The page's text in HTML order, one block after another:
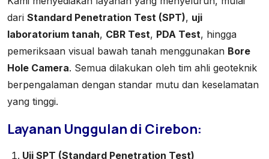
dari Standard Penetration Test (SPT), uji
laboratorium tanah, CBR Test, PDA Test, hingga
pemeriksaan visual bawah tanah menggunakan Bore
Hole Camera. Semua dilakukan oleh tim ahli geoteknik
berpengalaman dengan standar mutu dan keselamatan
yang tinggi.
Layanan Unggulan di Cirebon:
Uji SPT (Standard Penetration Test)